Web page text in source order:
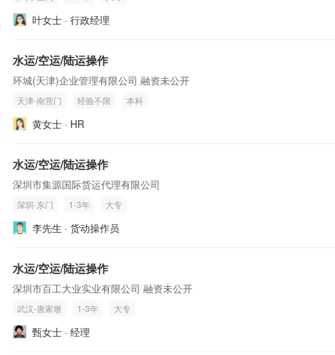
叶女士 · 行政经理
水运/空运/陆运操作
环城(天津)企业管理有限公司 融资未公开
天津-南营门 经验不限 本科
黄女士 · HR
水运/空运/陆运操作
深圳市集源国际货运代理有限公司
深圳-东门 1-3年 大专
李先生 · 货动操作员
水运/空运/陆运操作
深圳市百工大业实业有限公司 融资未公开
武汉-唐家墩 1-3年 大专
甄女士 · 经理